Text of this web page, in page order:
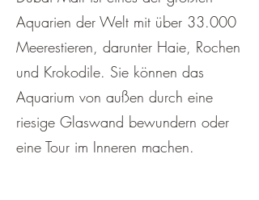
Aquarien der Welt mit über 33.000
Meerestieren, darunter Haie, Rochen
und Krokodile. Sie können das
Aquarium von außen durch eine
riesige Glaswand bewundern oder
eine Tour im Inneren machen.